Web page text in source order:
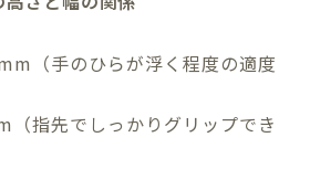
（手のひらが浮く程度の適度
（指先でしっかりグリップでき